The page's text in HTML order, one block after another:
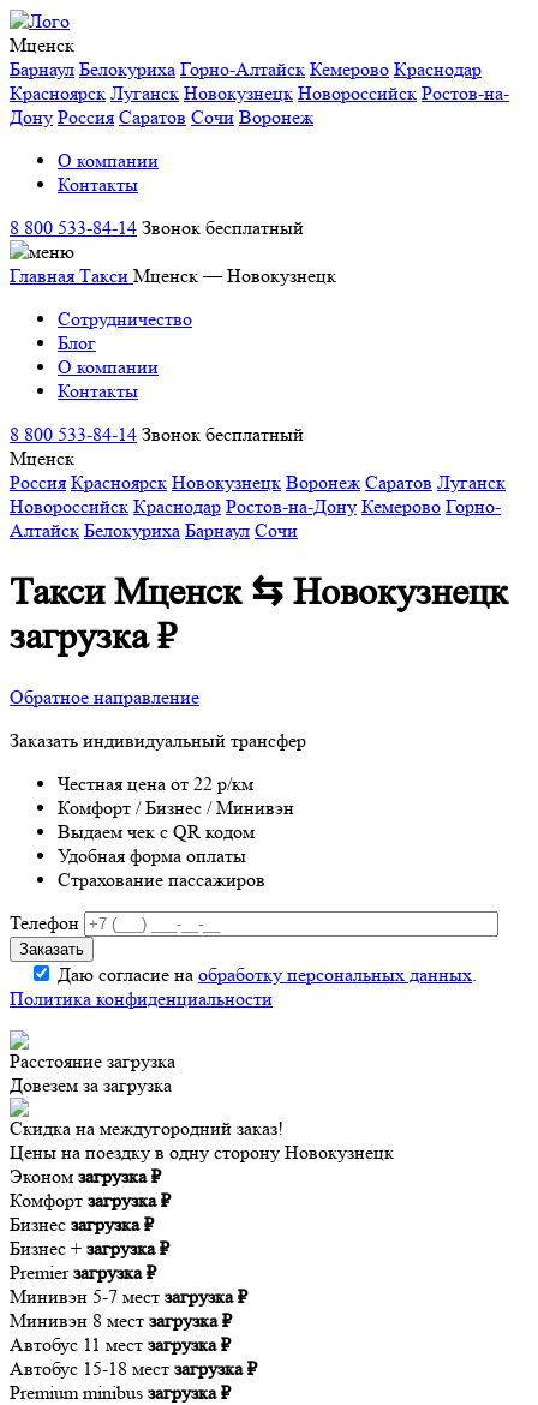
Мценск
Барнаул Белокуриха Горно-Алтайск Кемерово Краснодар
Красноярск Луганск Новокузнецк Новороссийск Ростов-на-
Дону Россия Саратов Сочи Воронеж
О компании
Контакты
8 800 533-84-14 Звонок бесплатный
Главная Такси Мценск — Новокузнецк
Сотрудничество
Блог
О компании
Контакты
8 800 533-84-14 Звонок бесплатный
Мценск
Россия Красноярск Новокузнецк Воронеж Саратов Луганск
Новороссийск Краснодар Ростов-на-Дону Кемерово Горно-
Алтайск Белокуриха Барнаул Сочи
Такси Мценск ⇆ Новокузнецк
загрузка₽
Обратное направление
Заказать индивидуальный трансфер
Честная цена от 22 р/км
Комфорт / Бизнес / Минивэн
Выдаем чек с QR кодом
Удобная форма оплаты
Страхование пассажиров
Телефон
Даю согласие на обработку персональных данных.
Политика конфиденциальности
Расстояние загрузка
Довезем за загрузка
Скидка на междугородний заказ!
Цены на поездку в одну сторону Новокузнецк
Эконом загрузка ₽
Комфорт загрузка ₽
Бизнес загрузка ₽
Бизнес + загрузка ₽
Premier загрузка ₽
Минивэн 5-7 мест загрузка ₽
Минивэн 8 мест загрузка ₽
Автобус 11 мест загрузка ₽
Автобус 15-18 мест загрузка ₽
Premium minibus загрузка ₽